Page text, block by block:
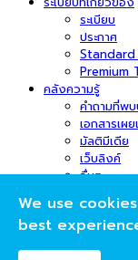
ระเบียบ
ประกาศ
Standard
Premium
คลังความรู้
คำถามที่พ
เอกสารเผ
มัลติมีเดีย
เว็บลิงค์
อื่นๆ
ข่าวสารและกิจกรรม
ข่าวสาร
กิจกรรม
We use
best